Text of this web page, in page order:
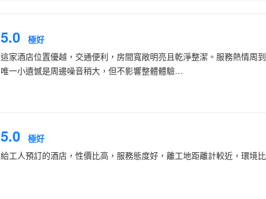
5.0 極好
這家酒店位置優越，交通便利，房間寬敞明亮且乾淨整潔。服務熱情周
唯一小遺憾是周邊噪音稍大，但不影響整體體驗…
5.0 極好
給工人預訂的酒店，性價比高，服務態度好，離工地距離計較近，環境